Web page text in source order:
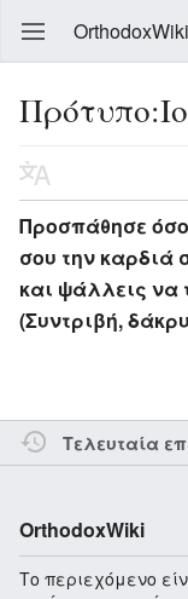
OrthodoxWiki
Προσπάθησε
σου την καρδιά
και ψάλλεις να
(Συντριβή,
Τελευταία
OrthodoxWiki
Το περιεχόμενο